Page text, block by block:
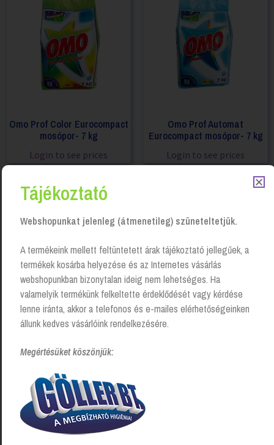
Omo Prof Color Eurocompact
mosópor- 7 kg
Login to see prices
Omo Prof Automat
Eurocompact mosópor- 7 kg
Login to see prices
mosópor- 20 kg
Mind a(z) 5 találat megjelenítve
Tájékoztató
Webshopunkat jelenleg (átmenetileg) szüneteltetjük.
A termékeink mellett feltüntetett árak tájékoztató jellegűek, a
termékek kosárba helyezése és az Internetes vásárlás
webshopunkban bizonytalan ideig nem lehetséges. Ha
valamelyik termékünk felkeltette érdeklődését vagy kérdése
lenne iránta, akkor a telefonos és e-mailes elérhetőségeinken
állunk kedves vásárlóink rendelkezésére.
Megértésüket köszönjük: